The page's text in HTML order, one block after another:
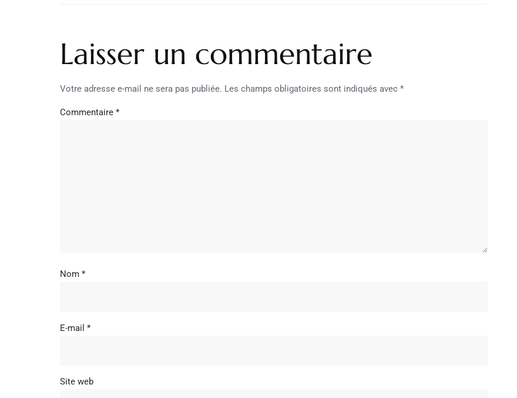
Laisser un commentaire
Votre adresse e-mail ne sera pas publiée. Les champs obligatoires sont indiqués avec *
Commentaire *
Nom *
E-mail *
Site web